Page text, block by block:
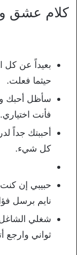
كلام عشق
بعيداً عن كل
حيثما فعلت.
سأظل أحبك
فأنت اختياري.
أحببتك جداً
كل شيء.
حبيبي إن
نايم برسل
شغلي
ثواني وارجع